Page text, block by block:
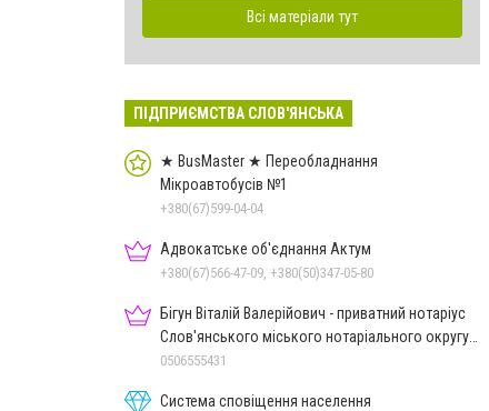
Всі матеріали тут
ПІДПРИЄМСТВА СЛОВ'ЯНСЬКА
★ BusMaster ★ Переобладнання
Мікроавтобусів №1
+380(67)599-04-04
Адвокатське об'єднання Актум
+380(67)566-47-09, +380(50)347-05-80
Бігун Віталій Валерійович - приватний нотаріус
Слов'янського міського нотаріального округу
Дон.обл.
0506555431
Система сповіщення населення